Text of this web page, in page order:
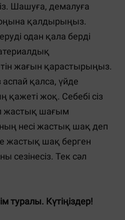
Шашуға, демалуға
қалдырыңыз.
одан қала берді
жағын қарастырыңыз.
қалса, үйде
жоқ. Себебі сіз
жастық шағым
несі жастық шақ деп
жастық шақ берген
сезінесіз. Тек сәл
туралы. Күтіңіздер!